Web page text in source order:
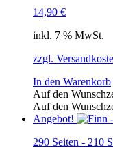
14,90 €
inkl. 7 % MwSt.
zzgl.
In den Warenkorb
Auf den
Auf den
Angebot!
290 Seiten - 210